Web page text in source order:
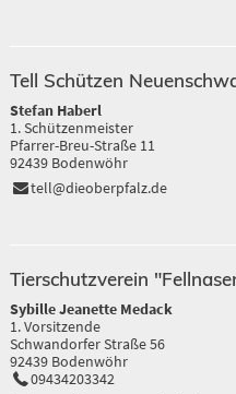
Tell Schützen
Stefan Haberl
1. Schützenmeister
Pfarrer-Breu-Straße 11
92439 Bodenwöhr
tell@dieoberpfalz.de
Tierschutzverein
Sybille Jeanette Medack
1. Vorsitzende
Schwandorfer Straße 56
92439 Bodenwöhr
09434203342